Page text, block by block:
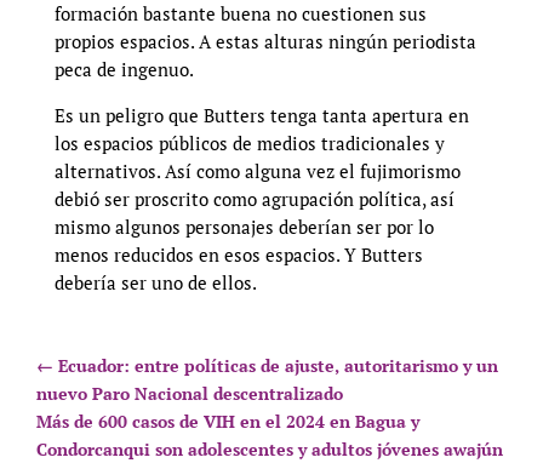
formación bastante buena no cuestionen sus
propios espacios. A estas alturas ningún periodista
peca de ingenuo.
Es un peligro que Butters tenga tanta apertura en
los espacios públicos de medios tradicionales y
alternativos. Así como alguna vez el fujimorismo
debió ser proscrito como agrupación política, así
mismo algunos personajes deberían ser por lo
menos reducidos en esos espacios. Y Butters
debería ser uno de ellos.
← Ecuador: entre políticas de ajuste, autoritarismo y un
nuevo Paro Nacional descentralizado
Más de 600 casos de VIH en el 2024 en Bagua y
Condorcanqui son adolescentes y adultos jóvenes awajún